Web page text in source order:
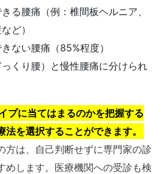
る腰痛（例：椎間板ヘルニア、
ど）
ない腰痛（85%程度）
くり腰）と慢性腰痛に分けられ
プに当てはまるのかを把握する
を選択することができます。
方は、自己判断せずに専門家の診
めします。医療機関への受診も検